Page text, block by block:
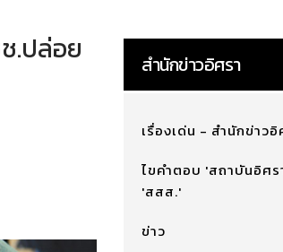
.ปล่อย สำนักข่าวอิศรา
เรื่องเด่น - สำนักข่าวอิ
ไขคำตอบ 'สถาบันอิศร
'สสส.'
ข่าว